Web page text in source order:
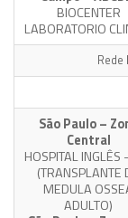
BIOCENTER
LABORATORIO
Rede
São Paulo –
Central
HOSPITAL INGLÊS
(TRANSPLANTE
MEDULA
ADULTO)